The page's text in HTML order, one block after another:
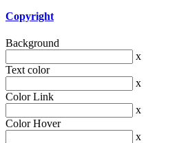
Copyright
Background
x
Text color
x
Color Link
x
Color Hover
x